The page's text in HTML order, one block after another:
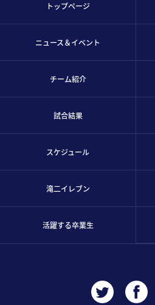
トップページ
ニュース＆イベント
チーム紹介
試合結果
スケジュール
滝二イレブン
活躍する卒業生